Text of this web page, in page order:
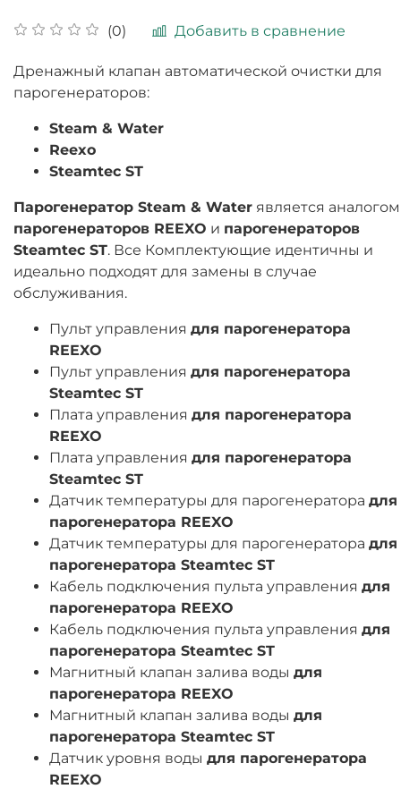
(0) Добавить в сравнение
Дренажный клапан автоматической очистки для
парогенераторов:
Steam & Water
Reexo
Steamtec ST
Парогенератор Steam & Water является аналогом
парогенераторов REEXO и парогенераторов
Steamtec ST. Все Комплектующие идентичны и
идеально подходят для замены в случае
обслуживания.
Пульт управления для парогенератора
REEXO
Пульт управления для парогенератора
Steamtec ST
Плата управления для парогенератора
REEXO
Плата управления для парогенератора
Steamtec ST
Датчик температуры для парогенератора для
парогенератора REEXO
Датчик температуры для парогенератора для
парогенератора Steamtec ST
Кабель подключения пульта управления для
парогенератора REEXO
Кабель подключения пульта управления для
парогенератора Steamtec ST
Магнитный клапан залива воды для
парогенератора REEXO
Магнитный клапан залива воды для
парогенератора Steamtec ST
Датчик уровня воды для парогенератора
REEXO